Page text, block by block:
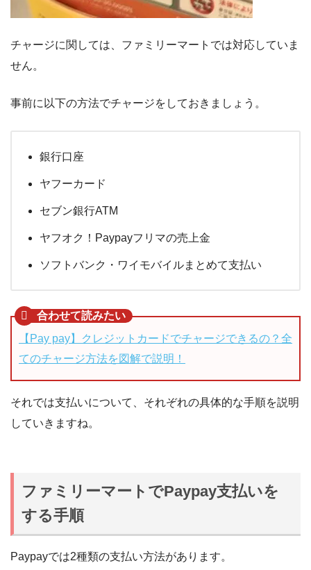
チャージに関しては、ファミリーマートでは対応していま
せん。
事前に以下の方法でチャージをしておきましょう。
銀行口座
ヤフーカード
セブン銀行ATM
ヤフオク！Paypayフリマの売上金
ソフトバンク・ワイモバイルまとめて支払い
【 Pay pay】クレジットカードでチャージできるの？全
てのチャージ方法を図解で説明！
それでは支払いについて、それぞれの具体的な手順を説明
していきますね。
ファミリーマートでPaypay支払いを
する手順
Paypayでは2種類の支払い方法があります。